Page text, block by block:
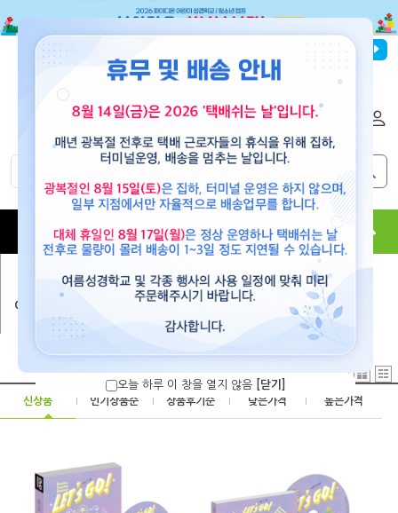
파이디온선교회
도서 뮤직 용품 현수막 콘텐츠
어린이 VBS 교재
신상품 | 인기상품순 | 상품후기순 | 낮은가격 | 높은가격
오늘 하루 이 창을 열지 않음 [닫기]